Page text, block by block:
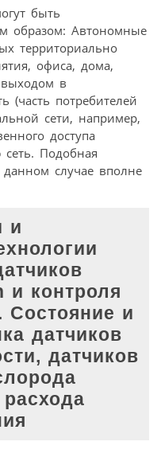
быть
образом: Автономные
территориально
офиса, дома,
в
(часть потребителей
сети, например,
доступа
сеть. Подобная
случае вполне
и
и контроля
Состояние и
датчиков
датчиков